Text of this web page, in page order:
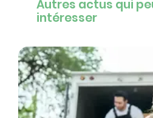
Autres actus qui
intéresser